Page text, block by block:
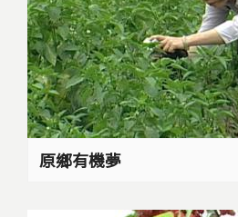
原鄉有機夢